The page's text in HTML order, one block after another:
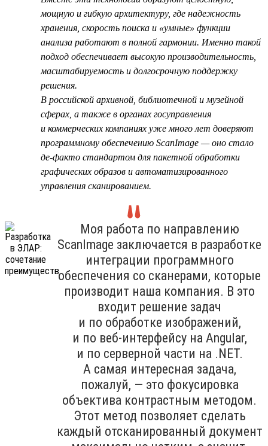
мощную и гибкую архитектуру, где надежность
хранения, скорость поиска и «умные» функции
анализа работают в полной гармонии. Именно такой
подход обеспечивает высокую производительность,
масштабируемость и долгосрочную поддержку
решения.
В российской архивной, библиотечной и музейной
сферах, а также в органах госуправления
и коммерческих компаниях уже много лет доверяют
программному обеспечению ScanImage — оно стало
де-факто стандартом для пакетной обработки
графических образов и автоматизированного
управления сканированием.
Моя работа по направлению
ScanImage заключается в разработке
интеграции программного
обеспечения со сканерами, которые
производит наша компания. В это
входит решение задач
и по обработке изображений,
и по веб-интерфейсу на Angular,
и по серверной части на .NET.
А самая интересная задача,
пожалуй, — это фокусировка
объектива контрастным методом.
Этот метод позволяет сделать
каждый отсканированный документ